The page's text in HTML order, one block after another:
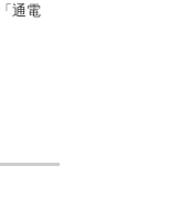
通電